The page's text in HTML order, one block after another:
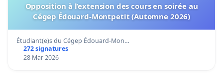
Opposition à l’extension des cours en soirée au
Cégep Édouard-Montpetit (Automne 2026)
Étudiant(e)s du Cégep Édouard-Mon…
272 signatures
28 Mar 2026